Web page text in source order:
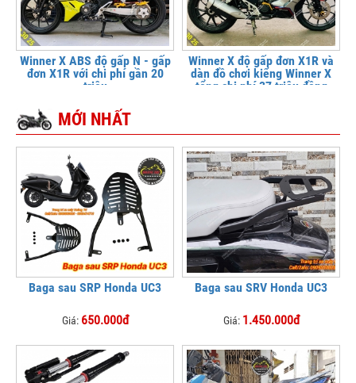
Winner X ABS độ gấp N - gấp
đơn X1R với chi phí gần 20
triệu
Winner X độ gấp đơn X1R và
dàn đồ chơi kiểng Winner X
tổng chi phí 37 triệu đồng
MỚI NHẤT
Baga sau SRP Honda UC3
Giá: 650.000đ
Baga sau SRV Honda UC3
Giá: 1.450.000đ